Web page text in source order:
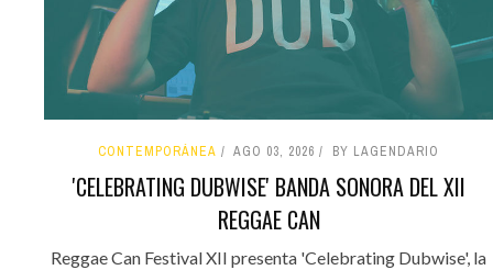
CONTEMPORÁNEA AGO 03, 2026 BY LAGENDARIO
'CELEBRATING DUBWISE' BANDA SONORA DEL XII
REGGAE CAN
Reggae Can Festival XII presenta 'Celebrating Dubwise', la